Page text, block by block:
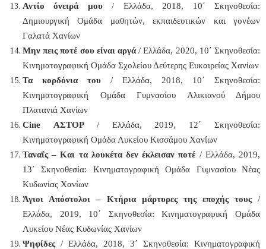
Αντίο όνειρά μου/ Ελλάδα, 2018, 10΄ Σκηνοθεσία:
Δημιουργική Ομάδα μαθητών, εκπαιδευτικών και γονέων
Γαλατά Χανίων
Μην πεις ποτέ σου είναι αργά/ Ελλάδα, 2020, 10΄ Σκηνοθεσία:
Κινηματογραφική Ομάδα Σχολείου Δεύτερης Ευκαιρείας Χανίων
Τα κορδόνια του / Ελλάδα, 2018, 10΄ Σκηνοθεσία:
Κινηματογραφική Ομάδα Γυμνασίου Αλικιανού Δήμου
Πλατανιά Χανίων
Cine ΑΣΤΟΡ / Ελλάδα, 2019, 12΄ Σκηνοθεσία:
Κινηματογραφική Ομάδα Λυκείου Κισσάμου Χανίων
Ταναΐς – Και τα λουκέτα δεν έκλεισαν ποτέ / Ελλάδα, 2019,
13΄ Σκηνοθεσία: Κινηματογραφική Ομάδα Γυμνασίου Νέας
Κυδωνίας Χανίων
Άγιοι Απόστολοι – Κτήρια μάρτυρες της εποχής τους /
Ελλάδα, 2019, 10΄ Σκηνοθεσία: Κινηματογραφική Ομάδα
Λυκείου Νέας Κυδωνίας Χανίων
Ψηφίδες / Ελλάδα, 2018, 3΄ Σκηνοθεσία: Κινηματογραφική